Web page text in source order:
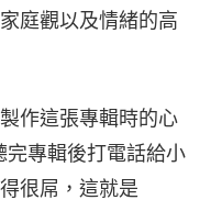
庭觀以及情緒的高
作這張專輯時的心
完專輯後打電話給小
很屌，這就是